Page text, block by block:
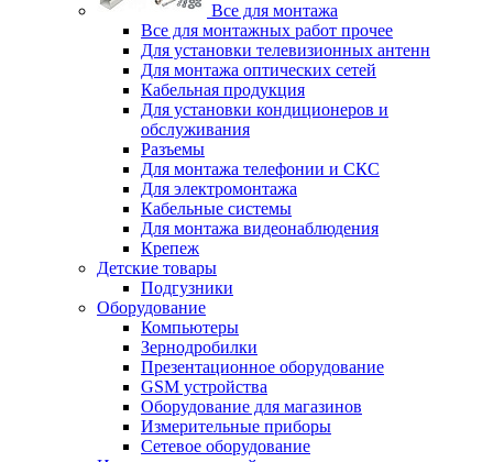
Все для монтажа
Все для монтажных работ прочее
Для установки телевизионных антенн
Для монтажа оптических сетей
Кабельная продукция
Для установки кондиционеров и
обслуживания
Разъемы
Для монтажа телефонии и СКС
Для электромонтажа
Кабельные системы
Для монтажа видеонаблюдения
Крепеж
Детские товары
Подгузники
Оборудование
Компьютеры
Зернодробилки
Презентационное оборудование
GSM устройства
Оборудование для магазинов
Измерительные приборы
Сетевое оборудование